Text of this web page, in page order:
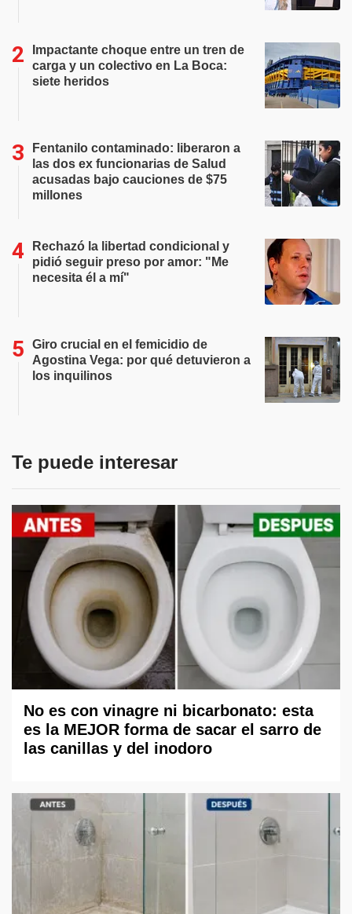
Impactante choque entre un tren de
carga y un colectivo en La Boca:
siete heridos
Fentanilo contaminado: liberaron a
las dos ex funcionarias de Salud
acusadas bajo cauciones de $75
millones
Rechazó la libertad condicional y
pidió seguir preso por amor: "Me
necesita él a mí"
Giro crucial en el femicidio de
Agostina Vega: por qué detuvieron a
los inquilinos
Te puede interesar
No es con vinagre ni bicarbonato: esta
es la MEJOR forma de sacar el sarro de
las canillas y del inodoro